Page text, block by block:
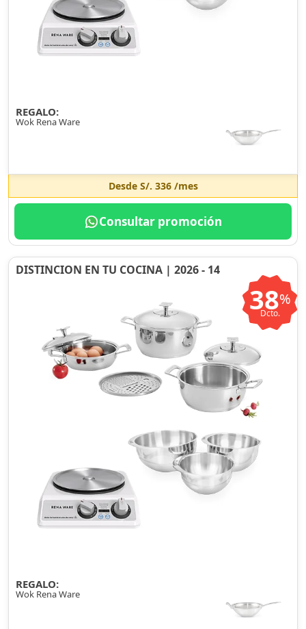
REGALO:
Wok Rena Ware
Desde S/. 336/mes
Consultar promoción
DISTINCION EN TU COCINA | 2026 - 14
38%
Dcto.
REGALO:
Wok Rena Ware